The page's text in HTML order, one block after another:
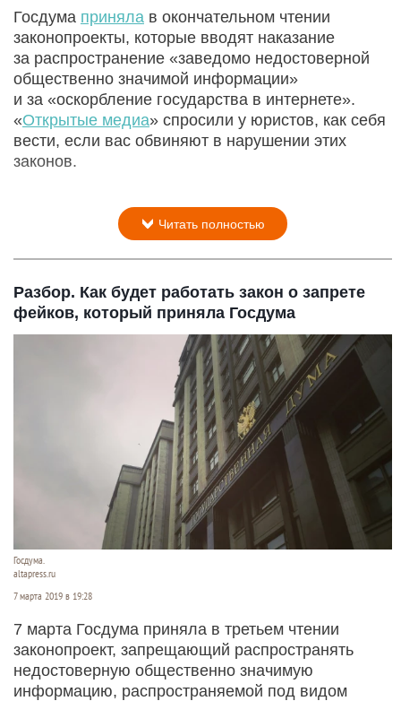
Госдума приняла в окончательном чтении
законопроекты, которые вводят наказание
за распространение «заведомо недостоверной
общественно значимой информации»
и за «оскорбление государства в интернете».
«Открытые медиа» спросили у юристов, как себя
вести, если вас обвиняют в нарушении этих
законов.
Читать полностью
Разбор. Как будет работать закон о запрете
фейков, который приняла Госдума
Госдума.
altapress.ru
7 марта 2019 в 19:28
7 марта Госдума приняла в третьем чтении
законопроект, запрещающий распространять
недостоверную общественно значимую
информацию, распространяемой под видом